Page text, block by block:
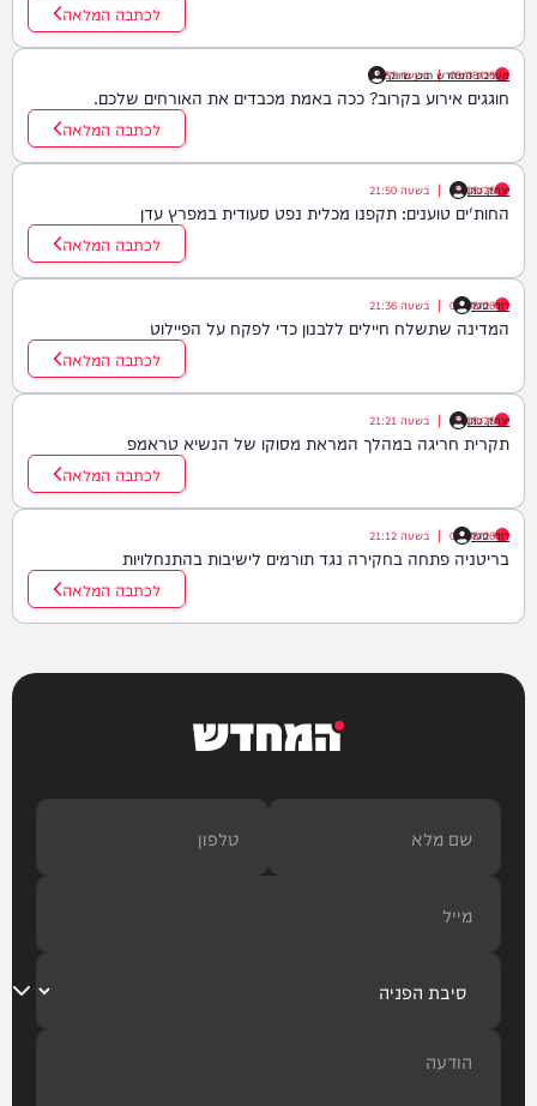
לכתבה המלאה
מערכת המחדש תוכן שיווקי
05/08/26
| בשעה21:52
חוגגים אירוע בקרוב? ככה באמת מכבדים את האורחים שלכם.
לכתבה המלאה
יצחק כהן
05/08/26
| בשעה 21:50
החות'ים טוענים: תקפנו מכלית נפט סעודית במפרץ עדן
לכתבה המלאה
דודי סגל
05/08/26
| בשעה 21:36
המדינה שתשלח חיילים ללבנון כדי לפקח על הפיילוט
לכתבה המלאה
יצחק כהן
05/08/26
| בשעה 21:21
תקרית חריגה במהלך המראת מסוקו של הנשיא טראמפ
לכתבה המלאה
דודי סגל
05/08/26
| בשעה 21:12
בריטניה פתחה בחקירה נגד תורמים לישיבות בהתנחלויות
לכתבה המלאה
המחדש